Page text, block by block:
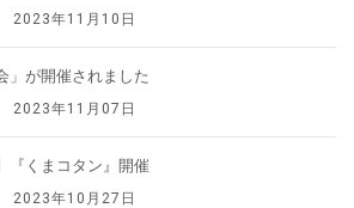
2023年11月10日
」が開催されました
2023年11月07日
『くまコタン』開催
2023年10月27日